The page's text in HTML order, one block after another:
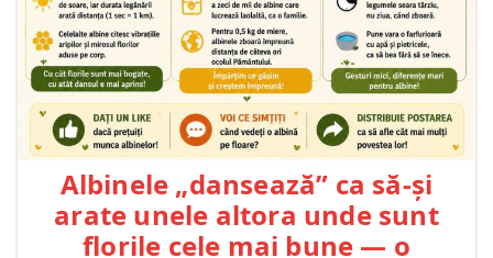
Albinele „dansează” ca să-și
arate unele altora unde sunt
florile cele mai bune — o